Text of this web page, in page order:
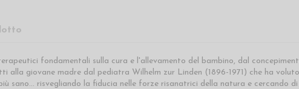
fondamentali sulla cura e l'allevamento del bambino, dal
alla giovane madre dal pediatra Wilhelm zur Linden (1896-1971) che ha
sano... risvegliando la fiducia nelle forze risanatrici della natura e cercando